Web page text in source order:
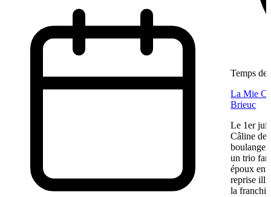
Temps de
La Mie
Brieuc
Le 1er
Câline de
un trio
époux
reprise
la